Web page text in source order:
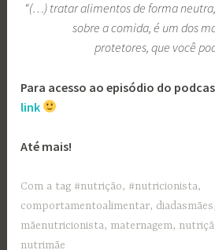
“(…) tratar alimentos de forma
sobre a comida, é um dos
protetores, que você
Para acesso ao episódio do
link
Até mais!
Com a tag #nutrição, #nutricionista,
comportamentoalimentar, diadasmães,
mãenutricionista, maternagem,
nutrimãe